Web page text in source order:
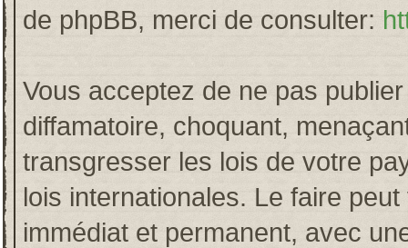
de phpBB, merci de consulter:
Vous acceptez de ne pas
diffamatoire, choquant,
transgresser les lois de votre
lois internationales. Le faire
immédiat et permanent, avec